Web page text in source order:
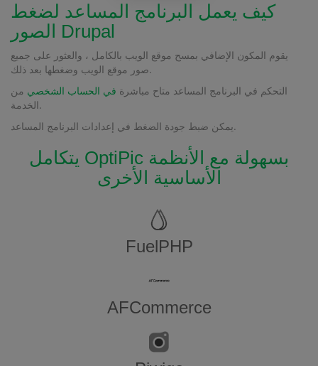
كيف يعمل البرنامج المساعد لضغط
الصور Drupal
يقوم المكون الإضافي بمسح موقع الويب بالكامل ، والعثور على جميع
صور موقع الويب وضغطها بعد ذلك.
التحكم في البرنامج المساعد متاح مباشرة في الحساب الشخصي من
الخدمة.
يمكن ضبط جودة الضغط في إعدادات البرنامج المساعد.
يتكامل OptiPic بسهولة مع الأنظمة
الأساسية الأخرى
FuelPHP
AFCommerce